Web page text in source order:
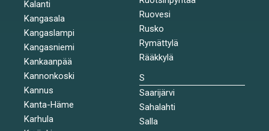
Kalanti
Kangasala
Kangaslampi
Kangasniemi
Kankaanpää
Kannonkoski
Kannus
Kanta-Häme
Karhula
Ruovesi
Rusko
Rymättylä
Rääkkylä
S
Saarijärvi
Sahalahti
Salla